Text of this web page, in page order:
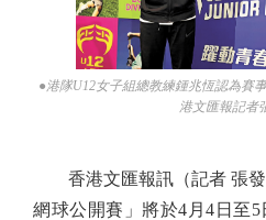
●港隊U12女子組總教練鍾兆恆認為賽
港文匯報記者
香港文匯報訊（記者 張發
網球公開賽」將於4月4日至